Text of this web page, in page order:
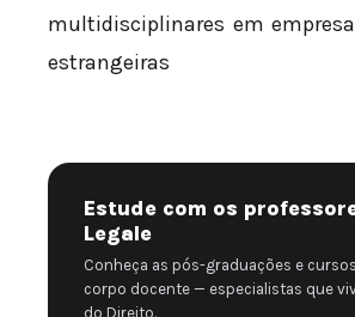
multidisciplinares em
estrangeiras
Estude com os
Legale
Conheça as pós-graduações e
corpo docente — especialistas que
do Direito.